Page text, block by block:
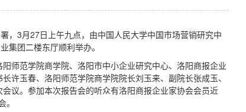
，3月27日上午九点，由中国人民大学中国市场营销研究中
团二楼东厅顺利举办。
师范学院商学院、洛阳市中小企业研究中心、洛阳商报企业
许玉春、洛阳师范学院商学院院长刘玉来、副院长张成玉、
议。参加本次报告会的听众有洛阳商报企业家协会会员近